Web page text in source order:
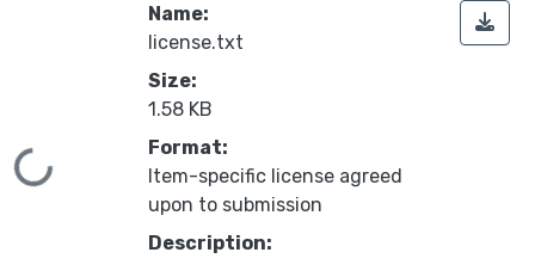
Loading...
Name:
license.txt
Size:
1.58 KB
Format:
Item-specific license agreed
upon to submission
Description: